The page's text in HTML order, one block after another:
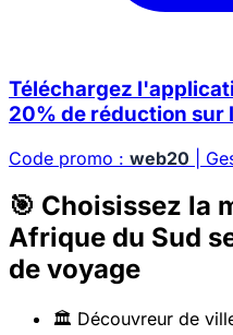
Téléchargez
20% de réduction sur
Code promo : web20 |
🎯 Choisissez la
Afrique du Sud
de voyage
🏛️ Découvreur de